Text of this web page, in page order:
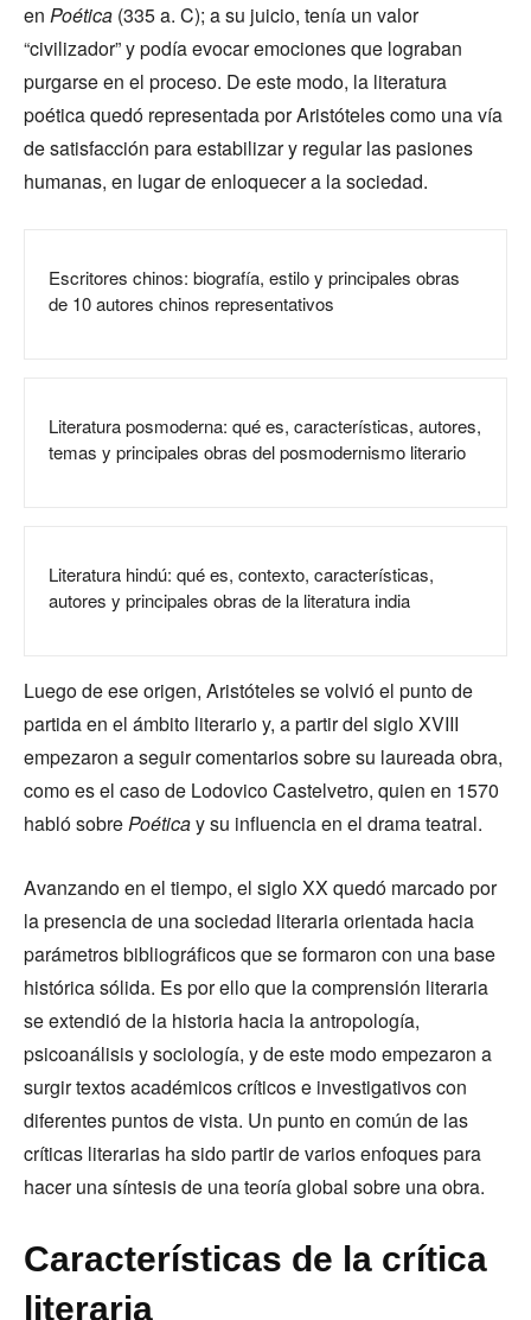
en Poética (335 a. C); a su juicio, tenía un valor
“civilizador” y podía evocar emociones que lograban
purgarse en el proceso. De este modo, la literatura
poética quedó representada por Aristóteles como una vía
de satisfacción para estabilizar y regular las pasiones
humanas, en lugar de enloquecer a la sociedad.
Escritores chinos: biografía, estilo y principales obras
de 10 autores chinos representativos
Literatura posmoderna: qué es, características, autores,
temas y principales obras del posmodernismo literario
Literatura hindú: qué es, contexto, características,
autores y principales obras de la literatura india
Luego de ese origen, Aristóteles se volvió el punto de
partida en el ámbito literario y, a partir del siglo XVIII
empezaron a seguir comentarios sobre su laureada obra,
como es el caso de Lodovico Castelvetro, quien en 1570
habló sobrePoéticay su influencia en el drama teatral.
Avanzando en el tiempo, el siglo XX quedó marcado por
la presencia de una sociedad literaria orientada hacia
parámetros bibliográficos que se formaron con una base
histórica sólida. Es por ello que la comprensión literaria
se extendió de la historia hacia la antropología,
psicoanálisis y sociología, y de este modo empezaron a
surgir textos académicos críticos e investigativos con
diferentes puntos de vista. Un punto en común de las
críticas literarias ha sido partir de varios enfoques para
hacer una síntesis de una teoría global sobre una obra.
Características de la crítica
literaria